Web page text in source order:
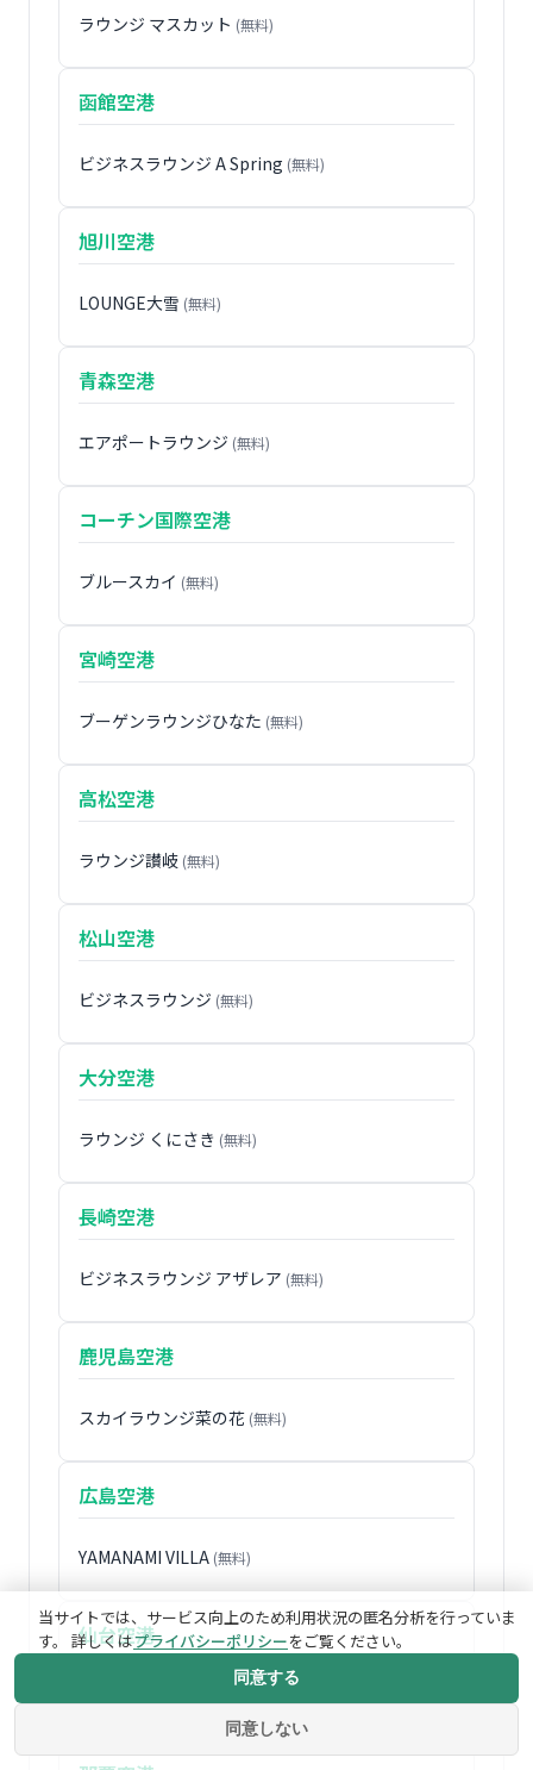
ラウンジ マスカット (無料)
函館空港
ビジネスラウンジ A Spring (無料)
旭川空港
LOUNGE大雪 (無料)
青森空港
エアポートラウンジ (無料)
コーチン国際空港
ブルースカイ (無料)
宮崎空港
ブーゲンラウンジひなた (無料)
高松空港
ラウンジ讃岐 (無料)
松山空港
ビジネスラウンジ (無料)
大分空港
ラウンジ くにさき (無料)
長崎空港
ビジネスラウンジ アザレア (無料)
鹿児島空港
スカイラウンジ菜の花 (無料)
広島空港
YAMANAMI VILLA (無料)
仙台空港
当サイトでは、サービス向上のため利用状況の匿名分析を行っていま
す。 詳しくはプライバシーポリシーをご覧ください。
同意しない
同意する